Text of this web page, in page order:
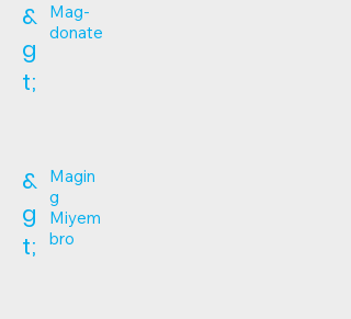
&
g
t;
Mag-
donate
&
g
t;
Magin
g
Miyem
bro